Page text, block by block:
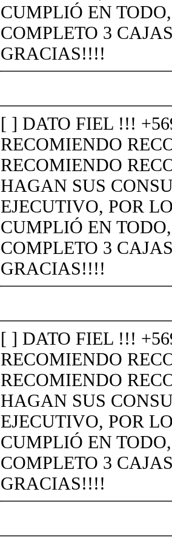
CUMPLIÓ EN
COMPLETO 3
GRACIAS!!!!
[ ] DATO FIEL !!!
RECOMIENDO
RECOMIENDO
HAGAN SUS
EJECUTIVO, POR
CUMPLIÓ EN
COMPLETO 3
GRACIAS!!!!
[ ] DATO FIEL !!!
RECOMIENDO
RECOMIENDO
HAGAN SUS
EJECUTIVO, POR
CUMPLIÓ EN
COMPLETO 3
GRACIAS!!!!